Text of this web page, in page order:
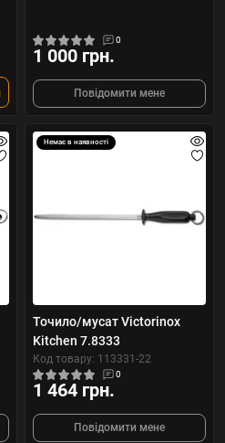
0
1 000 грн.
Повідомити мене
Немає в наявності
Точило/мусат Victorinox
Kitchen 7.8333
Код товару: 113331-22
0
1 464 грн.
Повідомити мене